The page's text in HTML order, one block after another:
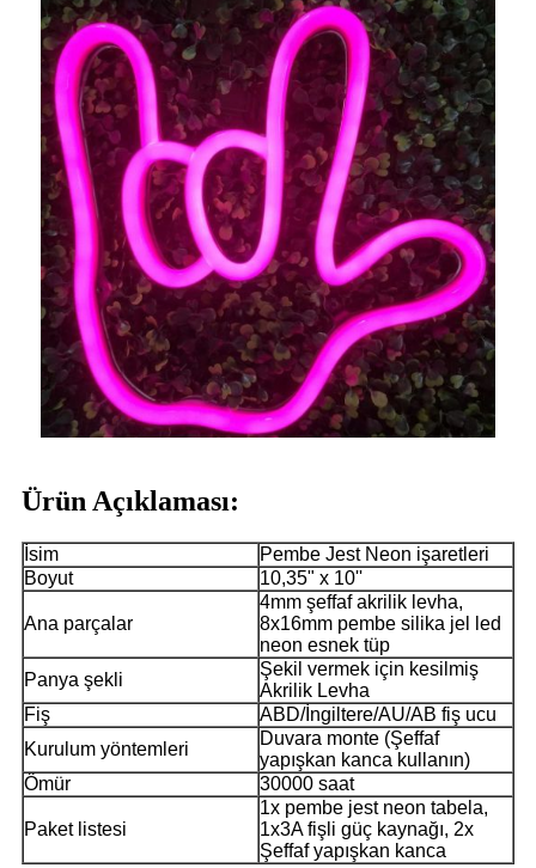
Ürün Açıklaması:
İsim
Pembe Jest Neon işaretleri
Boyut
10,35" x 10''
Ana parçalar
4mm şeffaf akrilik levha,
8x16mm pembe silika jel led
neon esnek tüp
Panya şekli
Şekil vermek için kesilmiş
Akrilik Levha
Fiş
ABD/İngiltere/AU/AB fiş ucu
Kurulum yöntemleri
Duvara monte (Şeffaf
yapışkan kanca kullanın)
Ömür
30000 saat
Paket listesi
1x pembe jest neon tabela,
1x3A fişli güç kaynağı, 2x
Şeffaf yapışkan kanca